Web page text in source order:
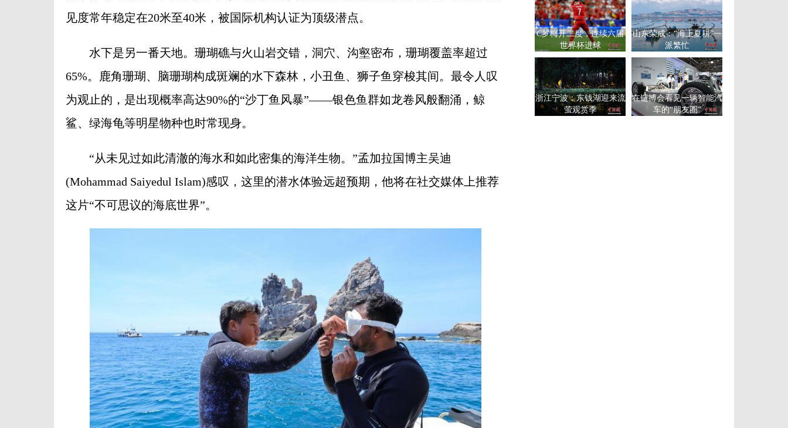
见度常年稳定在20米至40米，被国际机构认证为顶级潜点。
水下是另一番天地。珊瑚礁与火山岩交错，洞穴、沟壑密布，珊瑚覆盖率超过
65%。鹿角珊瑚、脑珊瑚构成斑斓的水下森林，小丑鱼、狮子鱼穿梭其间。最令人叹
为观止的，是出现概率高达90%的“沙丁鱼风暴”——银色鱼群如龙卷风般翻涌，鲸
鲨、绿海龟等明星物种也时常现身。
“从未见过如此清澈的海水和如此密集的海洋生物。”孟加拉国博主吴迪
(Mohammad Saiyedul Islam)感叹，这里的潜水体验远超预期，他将在社交媒体上推荐
这片“不可思议的海底世界”。
C罗梅开二度，连续六届
世界杯进球
山东荣成：“海上夏耕”一
派繁忙
浙江宁波：东钱湖迎来流
萤观赏季
在链博会看见一辆智能汽
车的“朋友圈”